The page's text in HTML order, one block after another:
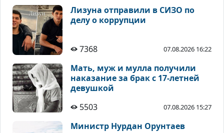
Лизуна отправили в СИЗО по
делу о коррупции
7368 07.08.2026 16:22
Мать, муж и мулла получили
наказание за брак с 17-летней
девушкой
5503
07.08.2026 15:27
Министр Нурдан Орунтаев